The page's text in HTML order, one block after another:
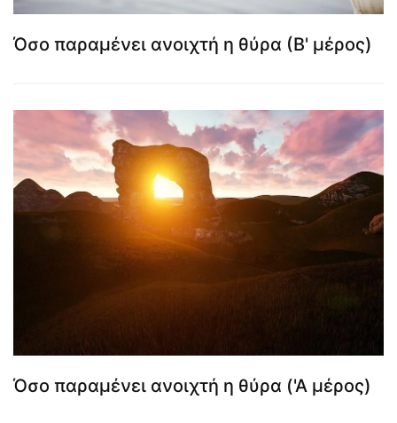
Όσο παραμένει ανοιχτή η θύρα (Β' μέρος)
Όσο παραμένει ανοιχτή η θύρα ('Α μέρος)